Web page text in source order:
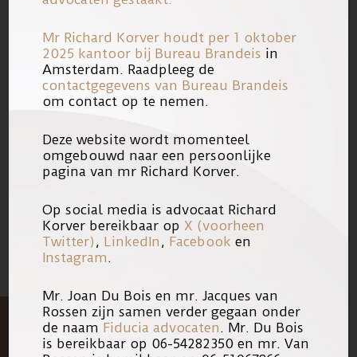
Nederland wilt bekijken op het
YouTube kanaal van Richard
Korver advocaten, klikt u danhier
Als u het fragment op de site van
klikt u danhier.
Mr Richard Korver houdt per 1 oktober
2025 kantoor bij Bureau Brandeis in
Amsterdam. Raadpleeg de
contactgegevens van Bureau Brandeis
om contact op te nemen.
Deze website wordt momenteel
omgebouwd naar een persoonlijke
pagina van mr Richard Korver.
Op social media is advocaat Richard
Korver bereikbaar op X (voorheen
Twitter) , LinkedIn , Facebook en
Instagram .
Mr. Joan Du Bois en mr. Jacques van
Rossen zijn samen verder gegaan onder
de naam Fiducia advocaten . Mr. Du Bois
is bereikbaar op 06-54282350 en mr. Van